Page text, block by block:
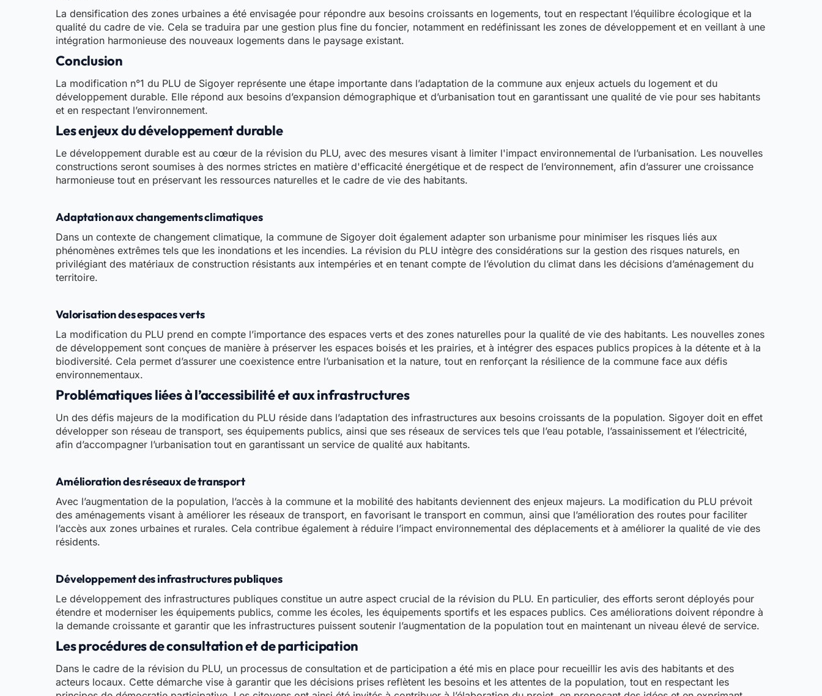
La densification des zones urbaines a été envisagée pour répondre aux besoins croissants en logements, tout en respectant l’équilibre écologique et la
qualité du cadre de vie. Cela se traduira par une gestion plus fine du foncier, notamment en redéfinissant les zones de développement et en veillant à une
intégration harmonieuse des nouveaux logements dans le paysage existant.
Conclusion
La modification n°1 du PLU de Sigoyer représente une étape importante dans l’adaptation de la commune aux enjeux actuels du logement et du
développement durable. Elle répond aux besoins d’expansion démographique et d’urbanisation tout en garantissant une qualité de vie pour ses habitants
et en respectant l’environnement.
Les enjeux du développement durable
Le développement durable est au cœur de la révision du PLU, avec des mesures visant à limiter l'impact environnemental de l’urbanisation. Les nouvelles
constructions seront soumises à des normes strictes en matière d'efficacité énergétique et de respect de l’environnement, afin d’assurer une croissance
harmonieuse tout en préservant les ressources naturelles et le cadre de vie des habitants.
Adaptation aux changements climatiques
Dans un contexte de changement climatique, la commune de Sigoyer doit également adapter son urbanisme pour minimiser les risques liés aux
phénomènes extrêmes tels que les inondations et les incendies. La révision du PLU intègre des considérations sur la gestion des risques naturels, en
privilégiant des matériaux de construction résistants aux intempéries et en tenant compte de l’évolution du climat dans les décisions d’aménagement du
territoire.
Valorisation des espaces verts
La modification du PLU prend en compte l’importance des espaces verts et des zones naturelles pour la qualité de vie des habitants. Les nouvelles zones
de développement sont conçues de manière à préserver les espaces boisés et les prairies, et à intégrer des espaces publics propices à la détente et à la
biodiversité. Cela permet d’assurer une coexistence entre l’urbanisation et la nature, tout en renforçant la résilience de la commune face aux défis
environnementaux.
Problématiques liées à l’accessibilité et aux infrastructures
Un des défis majeurs de la modification du PLU réside dans l’adaptation des infrastructures aux besoins croissants de la population. Sigoyer doit en effet
développer son réseau de transport, ses équipements publics, ainsi que ses réseaux de services tels que l’eau potable, l’assainissement et l’électricité,
afin d’accompagner l’urbanisation tout en garantissant un service de qualité aux habitants.
Amélioration des réseaux de transport
Avec l’augmentation de la population, l’accès à la commune et la mobilité des habitants deviennent des enjeux majeurs. La modification du PLU prévoit
des aménagements visant à améliorer les réseaux de transport, en favorisant le transport en commun, ainsi que l’amélioration des routes pour faciliter
l’accès aux zones urbaines et rurales. Cela contribue également à réduire l’impact environnemental des déplacements et à améliorer la qualité de vie des
résidents.
Développement des infrastructures publiques
Le développement des infrastructures publiques constitue un autre aspect crucial de la révision du PLU. En particulier, des efforts seront déployés pour
étendre et moderniser les équipements publics, comme les écoles, les équipements sportifs et les espaces publics. Ces améliorations doivent répondre à
la demande croissante et garantir que les infrastructures puissent soutenir l’augmentation de la population tout en maintenant un niveau élevé de service.
Les procédures de consultation et de participation
Dans le cadre de la révision du PLU, un processus de consultation et de participation a été mis en place pour recueillir les avis des habitants et des
acteurs locaux. Cette démarche vise à garantir que les décisions prises reflètent les besoins et les attentes de la population, tout en respectant les